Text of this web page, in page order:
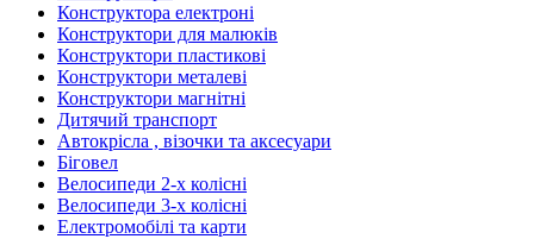
Конструктора електроні
Конструктори для малюків
Конструктори пластикові
Конструктори металеві
Конструктори магнітні
Дитячий транспорт
Автокрісла , візочки та аксесуари
Біговел
Велосипеди 2-х колісні
Велосипеди 3-х колісні
Електромобілі та карти